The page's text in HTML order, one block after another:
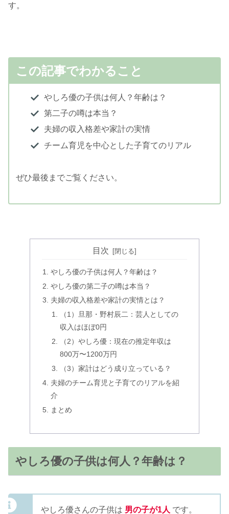
す。
この記事でわかること
やしろ優の子供は何人？年齢は？
第二子の噂は本当？
夫婦の収入格差や家計の実情
チーム育児を中心とした子育てのリアル
ぜひ最後までご覧ください。
目次
やしろ優の子供は何人？年齢は？
やしろ優の第二子の噂は本当？
夫婦の収入格差や家計の実情とは？
（1）旦那・野村辰二：芸人としての
収入はほぼ0円
（2）やしろ優：現在の推定年収は
800万〜1200万円
（3）家計はどう成り立っている？
夫婦のチーム育児と子育てのリアルを紹
介
まとめ
やしろ優の子供は何人？年齢は？
やしろ優さんの子供は 男の子が1人 です。